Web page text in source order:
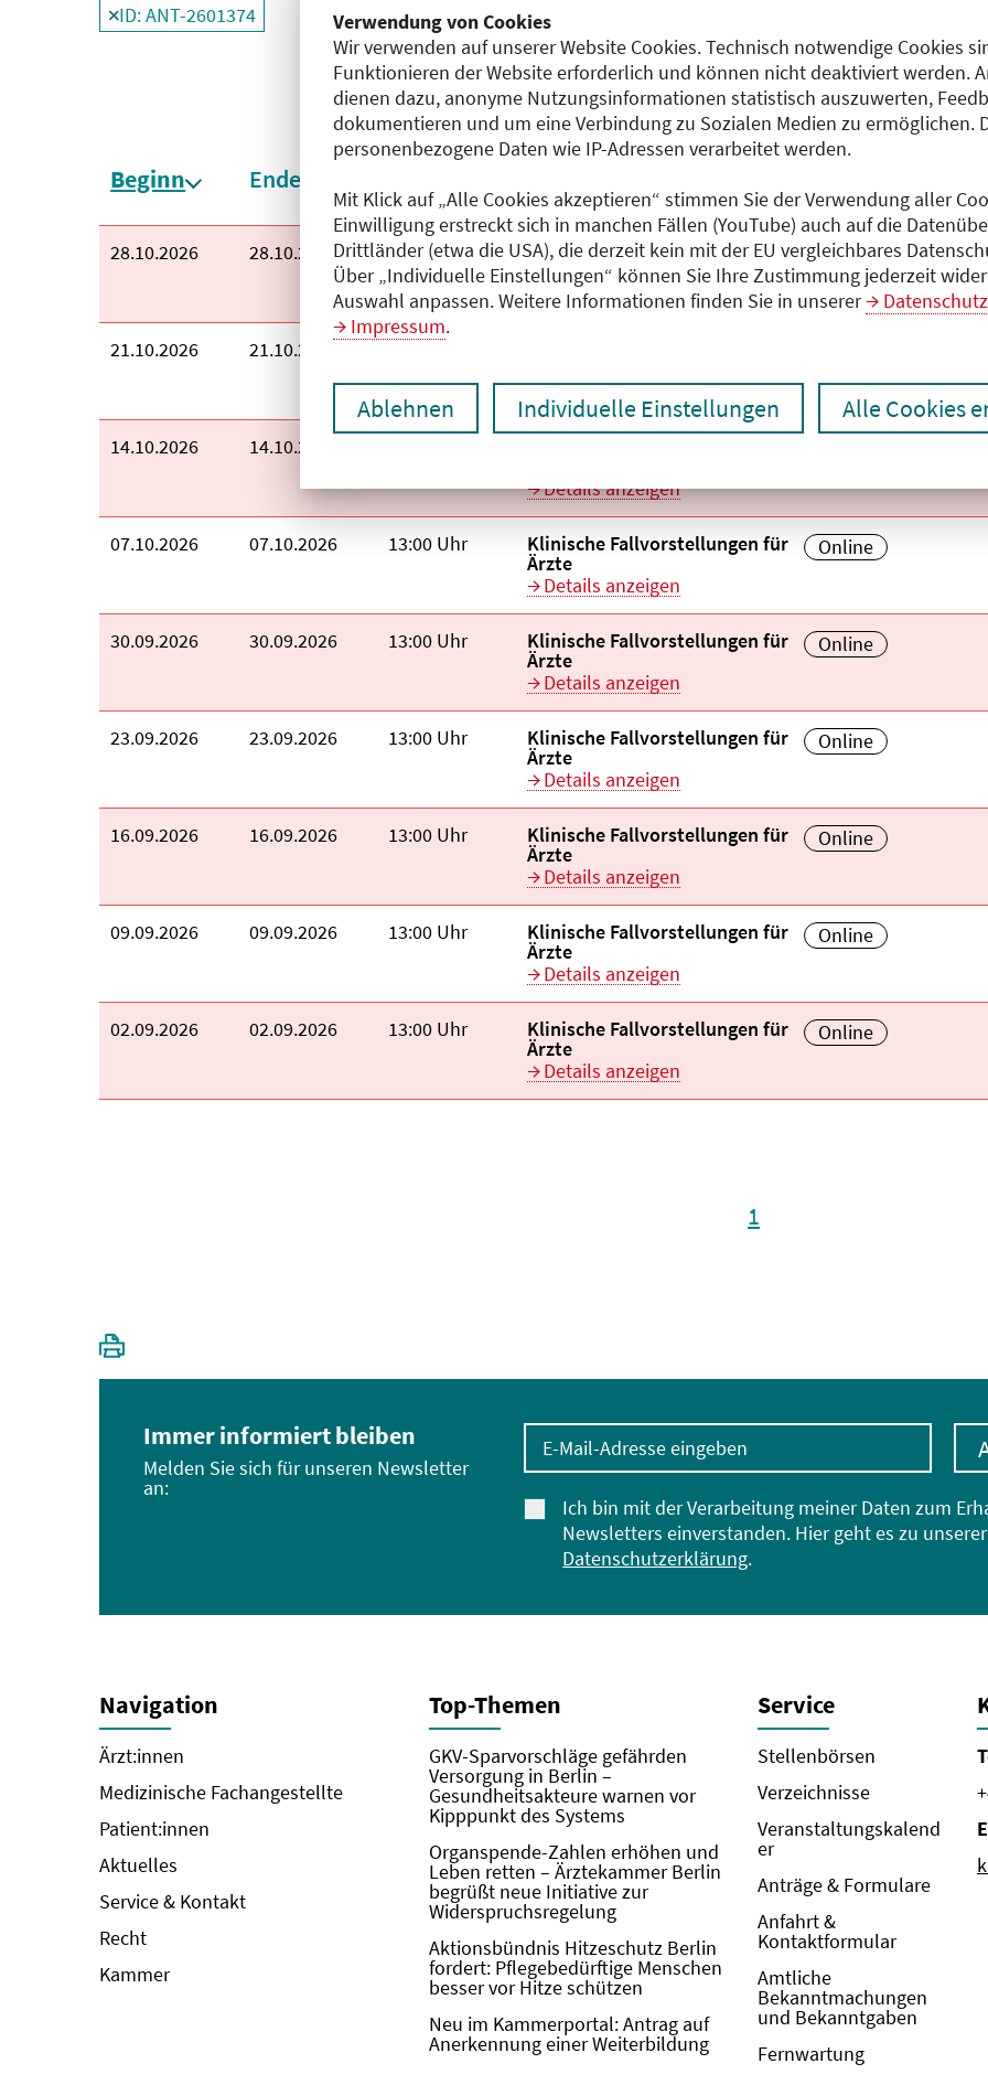
Verwendung von Cookies
Wir verwenden auf unserer Website Cookies. Technisch notwendige Cookies
Funktionieren der Website erforderlich und können nicht deaktiviert werden.
dienen dazu, anonyme Nutzungsinformationen statistisch auszuwerten,
dokumentieren und um eine Verbindung zu Sozialen Medien zu ermöglichen.
personenbezogene Daten wie IP-Adressen verarbeitet werden.
Mit Klick auf „Alle Cookies akzeptieren“ stimmen Sie der Verwendung aller
Einwilligung erstreckt sich in manchen Fällen (YouTube) auch auf die
Drittländer (etwa die USA), die derzeit kein mit der EU vergleichbares
Über „Individuelle Einstellungen“ können Sie Ihre Zustimmung jederzeit
Auswahl anpassen. Weitere Informationen finden Sie in unserer
Impressum.
Ablehnen Individuelle Einstellungen Alle Cookies
Filter
ID: ANT-2601374
deaktivieren und Suchergebnisse neu laden
Beginn
absteigend sortiert
Ende aufsteigend
Beginn:
28.10.2026 Ende:
28.10.2026 Uhrzeit:
13:00 Uhr Veranstaltungstitel:
Klinische Fallvorstellungen für
Ärzte
Details anzeigen
Veranstaltungsort:
Online
Beginn:
21.10.2026 Ende:
21.10.2026
Details anzeigen
Beginn:
14.10.2026 Ende:
14.10.2026
Details anzeigen
Beginn:
07.10.2026 Ende:
07.10.2026 Uhrzeit:
13:00 Uhr Veranstaltungstitel:
Klinische Fallvorstellungen für
Ärzte
Details anzeigen
Veranstaltungsort:
Online
Beginn:
30.09.2026 Ende:
30.09.2026 Uhrzeit:
13:00 Uhr Veranstaltungstitel:
Klinische Fallvorstellungen für
Ärzte
Details anzeigen
Veranstaltungsort:
Online
Beginn:
23.09.2026 Ende:
23.09.2026 Uhrzeit:
13:00 Uhr Veranstaltungstitel:
Klinische Fallvorstellungen für
Ärzte
Details anzeigen
Veranstaltungsort:
Online
Beginn:
16.09.2026 Ende:
16.09.2026 Uhrzeit:
13:00 Uhr Veranstaltungstitel:
Klinische Fallvorstellungen für
Ärzte
Details anzeigen
Veranstaltungsort:
Online
Beginn:
09.09.2026 Ende:
09.09.2026 Uhrzeit:
13:00 Uhr Veranstaltungstitel:
Klinische Fallvorstellungen für
Ärzte
Details anzeigen
Veranstaltungsort:
Online
Beginn:
02.09.2026 Ende:
02.09.2026 Uhrzeit:
13:00 Uhr Veranstaltungstitel:
Klinische Fallvorstellungen für
Ärzte
Details anzeigen
Veranstaltungsort:
Online
1
Immer informiert bleiben
Melden Sie sich für unseren Newsletter
an:
E-Mail-Adresse eingeben
Ich bin mit der Verarbeitung meiner Daten zum
Newsletters einverstanden. Hier geht es zu unserer
Datenschutzerklärung.
Navigation
Ärzt:innen
Medizinische Fachangestellte
Patient:innen
Aktuelles
Service & Kontakt
Recht
Kammer
Top-Themen
GKV-Sparvorschläge gefährden
Versorgung in Berlin –
Gesundheitsakteure warnen vor
Kipppunkt des Systems
Organspende-Zahlen erhöhen und
Leben retten – Ärztekammer Berlin
begrüßt neue Initiative zur
Widerspruchsregelung
Aktionsbündnis Hitzeschutz Berlin
fordert: Pflegebedürftige Menschen
besser vor Hitze schützen
Neu im Kammerportal: Antrag auf
Anerkennung einer Weiterbildung
Service
Stellenbörsen
Verzeichnisse
Veranstaltungskalend
er
Anträge & Formulare
Anfahrt &
Kontaktformular
Amtliche
Bekanntmachungen
und Bekanntgaben
Fernwartung